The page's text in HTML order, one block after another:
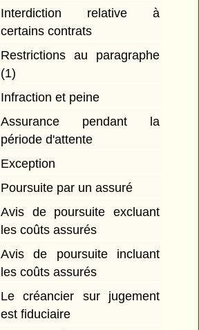
Interdiction relative à
certains contrats
Restrictions au paragraphe
(1)
Infraction et peine
Assurance pendant la
période d'attente
Exception
Poursuite par un assuré
Avis de poursuite excluant
les coûts assurés
Avis de poursuite incluant
les coûts assurés
Le créancier sur jugement
est fiduciaire